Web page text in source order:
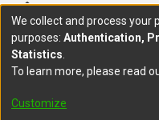
Calle Ciudad de Cali
Provincial del Sudoeste
(291) 459 2550,
10.00 h a 14.00 h
We collect and process
purposes: Authentication,
Statistics
To learn more, please read
Customize